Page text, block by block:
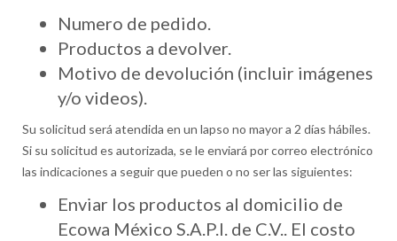
Numero de pedido.
Productos a devolver.
Motivo de devolución (incluir imágenes
y/o videos).
Su solicitud será atendida en un lapso no mayor a 2 días hábiles.
Si su solicitud es autorizada, se le enviará por correo electrónico
las indicaciones a seguir que pueden o no ser las siguientes:
Enviar los productos al domicilio de
Ecowa México S.A.P.I. de C.V.. El costo